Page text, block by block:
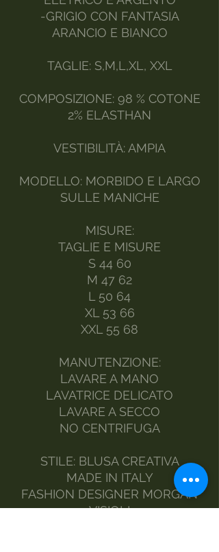
-GRIGIO CON FANTASIA
ARANCIO E BIANCO
TAGLIE: S,M,L,XL, XXL
COMPOSIZIONE: 98 % COTONE
2% ELASTHAN
VESTIBILITÀ: AMPIA
MODELLO: MORBIDO E LARGO
SULLE MANICHE
MISURE:
TAGLIE E MISURE
S 44 60
M 47 62
L 50 64
XL 53 66
XXL 55 68
MANUTENZIONE:
LAVARE A MANO
LAVATRICE DELICATO
LAVARE A SECCO
NO CENTRIFUGA
STILE: BLUSA CREATIVA
MADE IN ITALY
FASHION DESIGNER MORGAN
VISIOLI